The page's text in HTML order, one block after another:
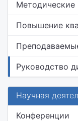
Методические
Повышение
Руководство
Научная
Конференции